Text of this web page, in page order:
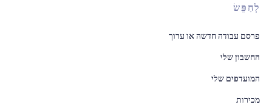
לְחַפֵּשׂ
פרסם עבודה חדשה או ערוך
החשבון שלי
המועדפים שלי
מכירות